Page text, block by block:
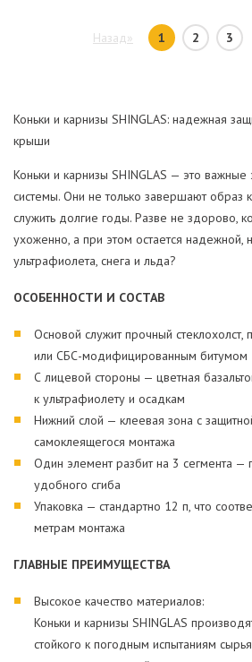
Назад» 1 2 3
Коньки и карнизы SHINGLAS: надежная
крыши
Коньки и карнизы SHINGLAS — это
системы. Они не только завершают образ
служить долгие годы. Разве не здорово,
ухоженно, а при этом остается надежной,
ультрафиолета, снега и льда?
ОСОБЕННОСТИ И СОСТАВ
Основой служит прочный стеклохолст,
или СБС-модифицированным битумом
С лицевой стороны — цветная
к ультрафиолету и осадкам
Нижний слой — клеевая зона с
самоклеящегося монтажа
Один элемент разбит на 3 сегмента —
удобного сгиба
Упаковка — стандартно 12 п, что
метрам монтажа
ГЛАВНЫЕ ПРЕИМУЩЕСТВА
Высокое качество материалов:
Коньки и карнизы SHINGLAS
стойкого к погодным испытаниям